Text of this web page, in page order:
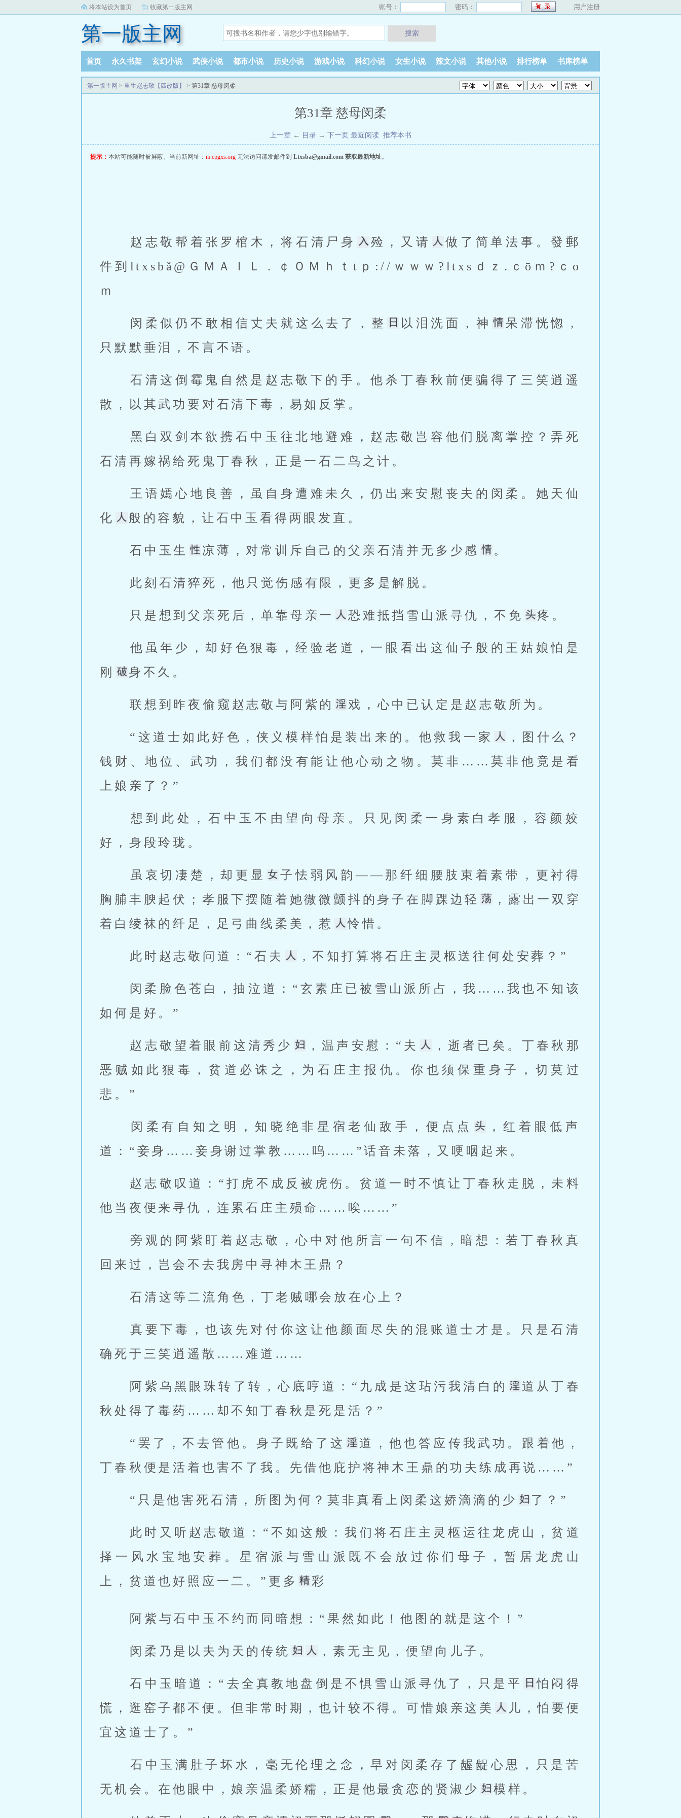
将本站设为首页 收藏第一版主网 账号： 密码： 用户注册
第一版主网 搜索
首页 永久书架 玄幻小说 武侠小说 都市小说 历史小说 游戏小说 科幻小说 女生小说 辣文小说 其他小说 排行榜单 书库榜单
完本小说 阅读记录
第一版主网 > 重生赵志敬【四改版】 > 第31章 慈母闵柔
第31章 慈母闵柔
上一章 ← 目录 → 下一页 最近阅读 推荐本书
提示： 本站可能随时被屏蔽。当前新网址： m.epgxs.org 无法访问请发邮件到 Ltxsba@gmail.com 获取最新地址。
赵志敬帮着张罗棺木，将石清尸身 殓，又请
做了简单法事。發郵
件到ltxsbǎ@ＧＭＡＩＬ．￠ＯＭｈｔtｐ://ｗｗｗ?ltxsｄｚ.ｃōｍ?ｃo
ｍ
闵柔似仍不敢相信丈夫就这么去了，整 以泪洗面，神
呆滞恍惚，
只默默垂泪，不言不语。
散，以其武功要对石清下毒，易如反掌。
石清再嫁祸给死鬼丁春秋，正是一石二鸟之计。
化
般的容貌，让石中玉看得两眼发直。
石中玉生 凉薄，对常训斥自己的父亲石清并无多少感 。
此刻石清猝死，他只觉伤感有限，更多是解脱。
只是想到父亲死后，单靠母亲一 恐难抵挡雪山派寻仇，不免 疼。
刚
身不久。
联想到昨夜偷窥赵志敬与阿紫的 戏，心中已认定是赵志敬所为。
“这道士如此好色，侠义模样怕是装出来的。他救我一家
，图什么？
钱财、地位、武功，我们都没有能让他心动之物。莫非……莫非他竟是看
上娘亲了？”
好，身段玲珑。
虽哀切凄楚，却更显
子怯弱风韵——那纤细腰肢束着素带，更衬得
胸脯丰腴起伏；孝服下摆随着她微微颤抖的身子在脚踝边轻
，露出一双穿
着白绫袜的纤足，足弓曲线柔美，惹
怜惜。
此时赵志敬问道：“石夫 ，不知打算将石庄主灵柩送往何处安葬？”
如何是好。”
赵志敬望着眼前这清秀少 ，温声安慰：“夫
，逝者已矣。丁春秋那
恶贼如此狠毒，贫道必诛之，为石庄主报仇。你也须保重身子，切莫过
悲。”
闵柔有自知之明，知晓绝非星宿老仙敌手，便点点
，红着眼低声
道：“妾身……妾身谢过掌教……呜……”话音未落，又哽咽起来。
他当夜便来寻仇，连累石庄主殒命……唉……”
回来过，岂会不去我房中寻神木王鼎？
石清这等二流角色，丁老贼哪会放在心上？
确死于三笑逍遥散……难道……
阿紫乌黑眼珠转了转，心底哼道：“九成是这玷污我清白的
道从丁春
秋处得了毒药……却不知丁春秋是死是活？”
“罢了，不去管他。身子既给了这
道，他也答应传我武功。跟着他，
丁春秋便是活着也害不了我。先借他庇护将神木王鼎的功夫练成再说……”
“只是他害死石清，所图为何？莫非真看上闵柔这娇滴滴的少 了？”
择一风水宝地安葬。星宿派与雪山派既不会放过你们母子，暂居龙虎山
上，贫道也好照应一二。”更多
彩
阿紫与石中玉不约而同暗想：“果然如此！他图的就是这个！”
闵柔乃是以夫为天的传统 ，素无主见，便望向儿子。
石中玉暗道：“去全真教地盘倒是不惧雪山派寻仇了，只是平
怕闷得
慌，逛窑子都不便。但非常时期，也计较不得。可惜娘亲这美
儿，怕要便
宜这道士了。”
无机会。在他眼中，娘亲温柔娇糯，正是他最贪恋的贤淑少
模样。